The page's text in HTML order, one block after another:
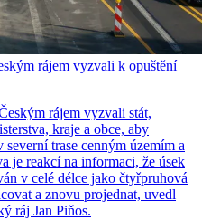
rájem vyzvali k opuštění
rájem vyzvali stát,
kraje a obce, aby
trase cenným územím a
je reakcí na informaci, že úsek
v celé délce jako čtyřpruhová
a znovu projednat, uvedl
ráj Jan Piňos.